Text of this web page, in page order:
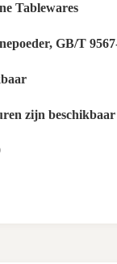
Tablewares
GB/T
zijn beschikbaar